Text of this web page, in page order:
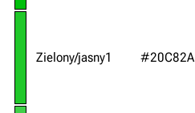
Zielony/jasny1 #20C82A